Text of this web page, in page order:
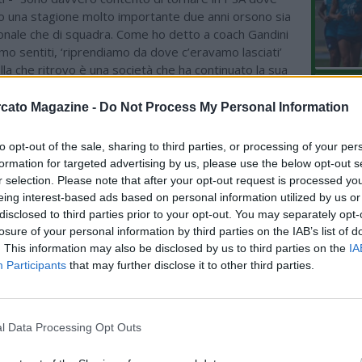
Magazine - Do Not Process My Personal Information
opt-out of the sale, sharing to third parties, or processing of your
for targeted advertising by us, please use the below opt-out
selection. Please note that after your opt-out request is processed
interest-based ads based on personal information utilized by us
to third parties prior to your opt-out. You may separately
of your personal information by third parties on the IAB’s list of
This information may also be disclosed by us to third parties on the
Participants that may further disclose it to other third parties.
Data Processing Opt Outs
una stagione molto importante due anni orsono sia
che di squadra. Come ho detto a coach Gandini
sentiti, ‘riprendiamo da dove c’eravamo lasciati’
che ritrovo è una società che ha continuato la sua
dopo aver alzato decisamente l’asticella. La
giocato a livelli importanti. I tanti ex Livorno?
con Almansi in Pielle ma, per dire, conosco
da quando avevamo 10 anni”.
“Chiudiamo il nostro roster con un graditissimo
completa un reparto lunghi che avrà fisicità e talento
al coach tante soluzioni con giocatori duttili ed
Da lui ci aspettiamo pericolosità e presenza a
sue caratteristiche e le sue qualità umane, i suoi
del